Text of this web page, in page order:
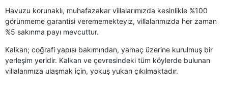
Havuzu korunaklı, muhafazakar villalarımızda kesinlikle %100
görünmeme garantisi verememekteyiz, villalarımızda her zaman
%5 sakınma payı mevcuttur.
Kalkan; coğrafi yapısı bakımından, yamaç üzerine kurulmuş bir
yerleşim yeridir. Kalkan ve çevresindeki tüm köylerde bulunan
villalarımıza ulaşmak için, yokuş yukarı çıkılmaktadır.